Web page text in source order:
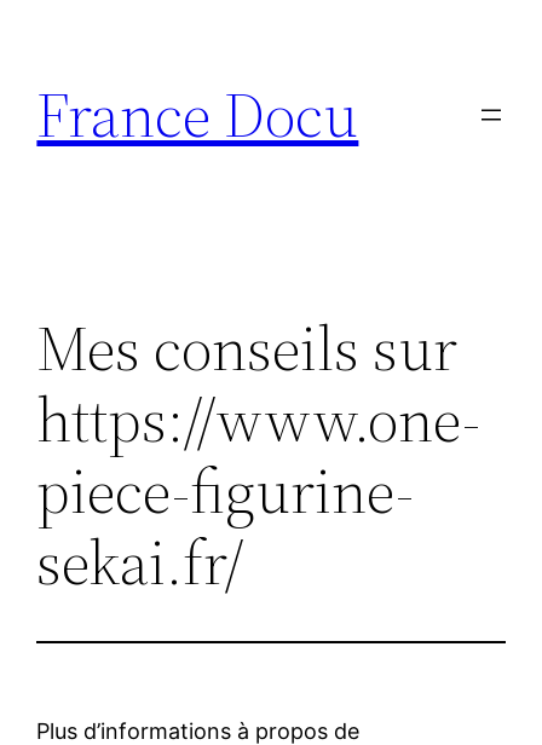
contenu
France Docu
Mes conseils sur
https://www.one-
piece-figurine-
sekai.fr/
Plus d’informations à propos de